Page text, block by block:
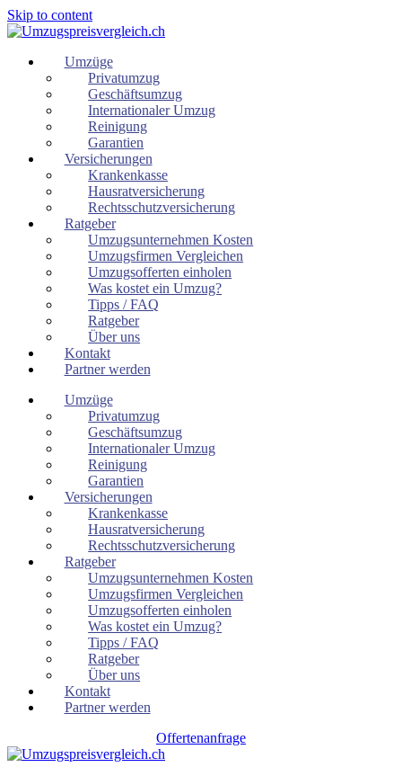
Skip to content
Umzüge
Privatumzug
Geschäftsumzug
Internationaler Umzug
Reinigung
Garantien
Versicherungen
Krankenkasse
Hausratversicherung
Rechtsschutzversicherung
Ratgeber
Umzugsunternehmen Kosten
Umzugsfirmen Vergleichen
Umzugsofferten einholen
Was kostet ein Umzug?
Tipps / FAQ
Ratgeber
Über uns
Kontakt
Partner werden
Umzüge
Privatumzug
Geschäftsumzug
Internationaler Umzug
Reinigung
Garantien
Versicherungen
Krankenkasse
Hausratversicherung
Rechtsschutzversicherung
Ratgeber
Umzugsunternehmen Kosten
Umzugsfirmen Vergleichen
Umzugsofferten einholen
Was kostet ein Umzug?
Tipps / FAQ
Ratgeber
Über uns
Kontakt
Partner werden
Offertenanfrage